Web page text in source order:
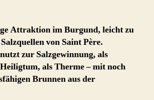
Attraktion im Burgund, leicht zu
von Saint Père.
zur Salzgewinnung, als
als Therme – mit noch
Brunnen aus der